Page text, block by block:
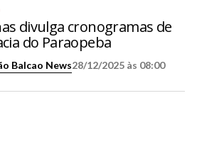
divulga cronogramas de
do Paraopeba
Balcao News28/12/2025 às 08:00